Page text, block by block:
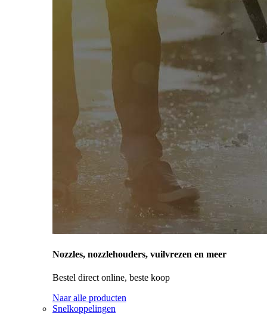
Nozzles, nozzlehouders, vuilvrezen en meer
Bestel direct online, beste koop
Naar alle producten
Snelkoppelingen